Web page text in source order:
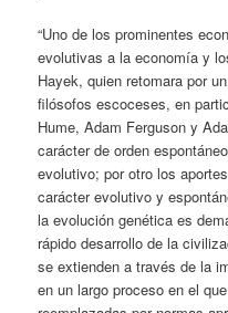
“Uno de los prominentes
evolutivas a la economía y
Hayek, quien retomara por
filósofos escoceses, en
Hume, Adam Ferguson y
carácter de orden
evolutivo; por otro los
carácter evolutivo y
la evolución genética es
rápido desarrollo de la
se extienden a través de la
en un largo proceso en el